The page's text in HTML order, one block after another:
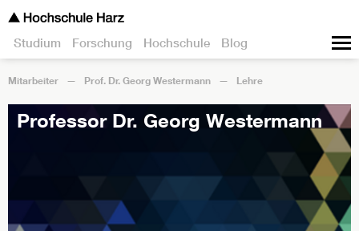
Studium Forschung Hochschule Blog
Mitarbeiter Prof. Dr. Georg Westermann Lehre
Professor Dr. Georg Westermann